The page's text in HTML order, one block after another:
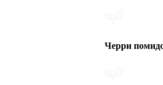
Черри помидоры